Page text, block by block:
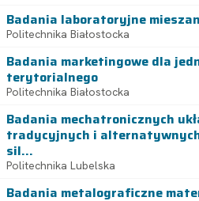
Badania laboratoryjne
Politechnika Białostocka
Badania marketingowe dla
terytorialnego
Politechnika Białostocka
Badania mechatronicznych
tradycyjnych i
sil...
Politechnika Lubelska
Badania metalograficzne